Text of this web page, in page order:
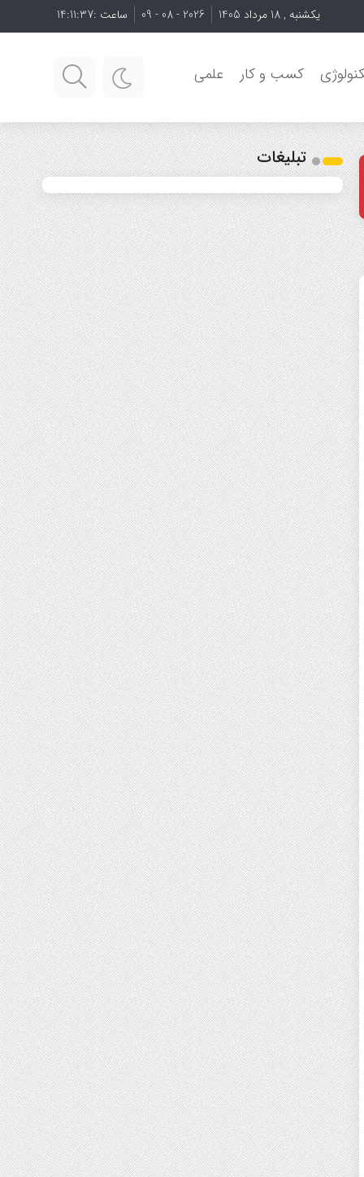
یکشنبه , 18 مرداد 1405 2026 - 08 - 09 ساعت :14:11:39
کسب و کار علمی
تبلیغات